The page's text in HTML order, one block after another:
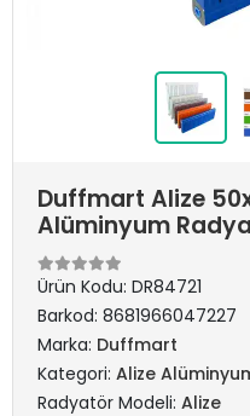
Duffmart Alize
Alüminyum
Ürün Kodu: DR84721
Barkod: 8681966047227
Marka: Duffmart
Kategori: Alize
Radyatör Modeli: Alize